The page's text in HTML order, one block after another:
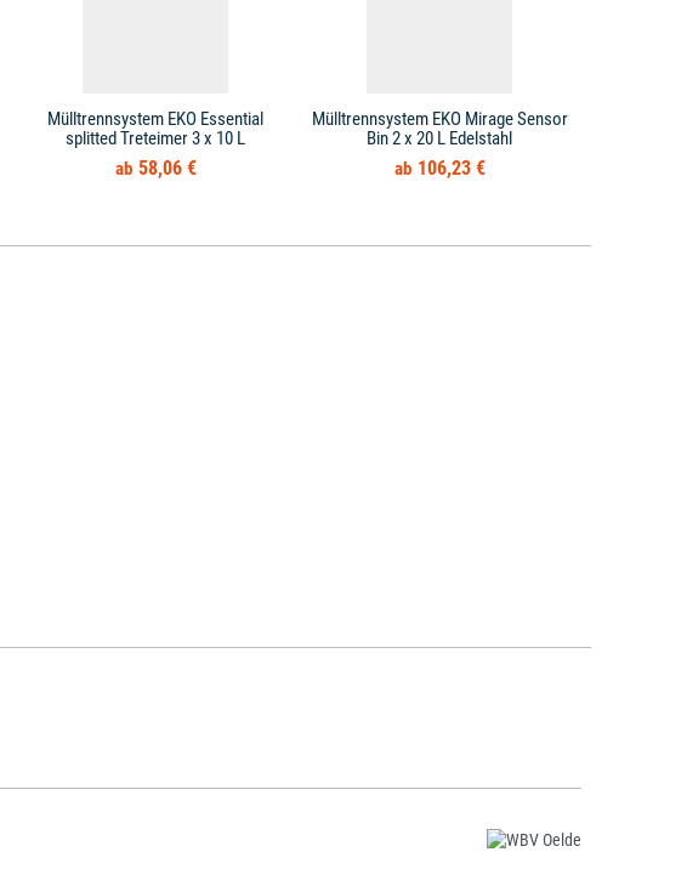
Mülltrennsystem EKO Essential
splitted Treteimer 3 x 10 L
58,06 €
Mülltrennsystem EKO Mirage Sensor
Bin 2 x 20 L Edelstahl
106,23 €